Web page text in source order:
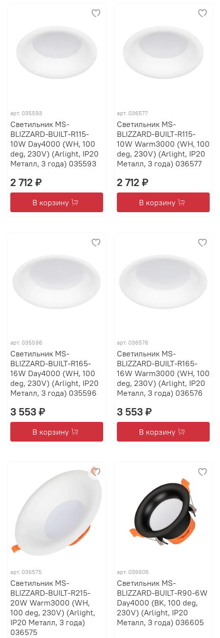
арт. 035593
Светильник MS-
BLIZZARD-BUILT-R115-
10W Day4000 (WH, 100
deg, 230V) (Arlight, IP20
Металл, 3 года) 035593
2 712 ₽
В корзину
арт. 036577
Светильник MS-
BLIZZARD-BUILT-R115-
10W Warm3000 (WH, 100
deg, 230V) (Arlight, IP20
Металл, 3 года) 036577
2 712 ₽
В корзину
арт. 035596
Светильник MS-
BLIZZARD-BUILT-R165-
16W Day4000 (WH, 100
deg, 230V) (Arlight, IP20
Металл, 3 года) 035596
3 553 ₽
В корзину
арт. 036576
Светильник MS-
BLIZZARD-BUILT-R165-
16W Warm3000 (WH, 100
deg, 230V) (Arlight, IP20
Металл, 3 года) 036576
3 553 ₽
В корзину
арт. 036575
Светильник MS-
BLIZZARD-BUILT-R215-
20W Warm3000 (WH,
100 deg, 230V) (Arlight,
IP20 Металл, 3 года)
036575
арт. 036605
Светильник MS-
BLIZZARD-BUILT-R90-6W
Day4000 (BK, 100 deg,
230V) (Arlight, IP20
Металл, 3 года) 036605